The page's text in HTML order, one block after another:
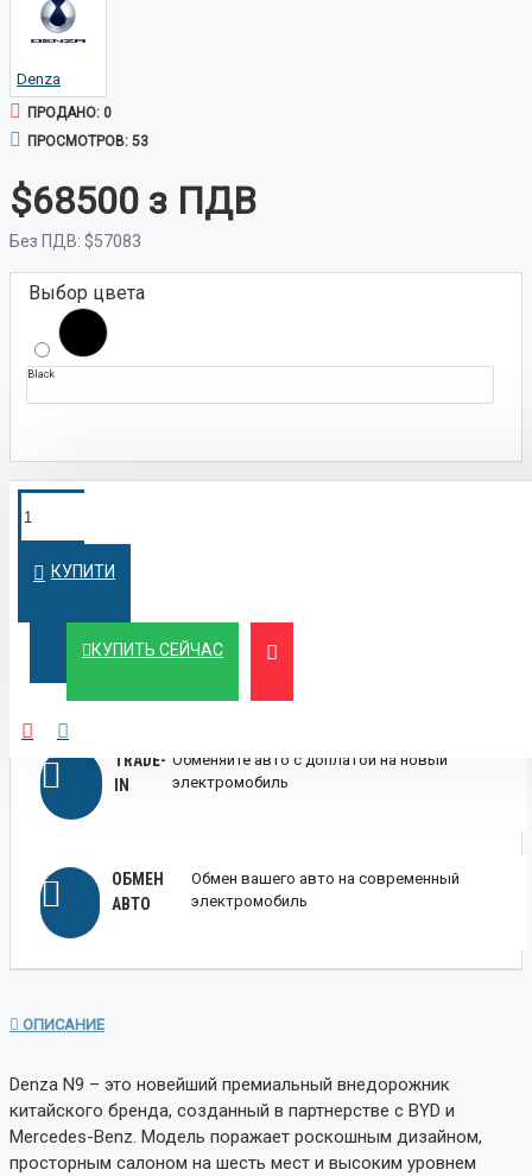
Denza
ПРОДАНО: 0
ПРОСМОТРОВ: 53
$68500
Без ПДВ: $57083
Выбор цвета
Black
КУПИТИ
КУПИТЬ СЕЙЧАС
КРЕДИТ
ЛИЗИНГВыгодный лизинг для бизнеса и физических
лиц
TRADE-
IN
Обменяйте авто с доплатой на новый
электромобиль
ОБМЕН
АВТО
Обмен вашего авто на современный
электромобиль
ОПИСАНИЕ
Denza N9 – это новейший премиальный внедорожник
китайского бренда, созданный в партнерстве с BYD и
Mercedes-Benz. Модель поражает роскошным дизайном,
просторным салоном на шесть мест и высоким уровнем